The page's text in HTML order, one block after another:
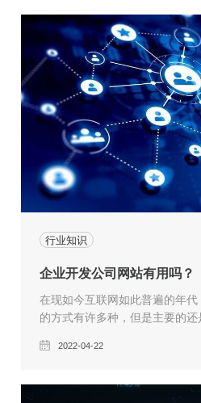
行业知识
企业开发公司网站有用吗？
在现如今互联网如此普遍的年
的方式有许多种，但是主要的还
印象，所以一个企业的网站建设
2022-04-22